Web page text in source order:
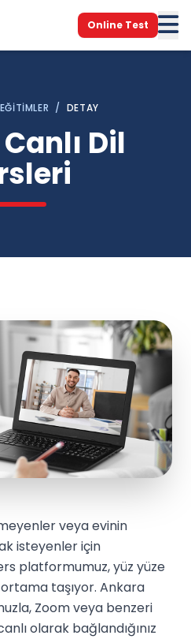
Online Test
EĞITIMLER / DETAY
Dil
veya evinin
isteyenler için
platformumuz, yüz yüze
taşıyor. Ankara
Zoom veya benzeri
olarak bağlandığınız